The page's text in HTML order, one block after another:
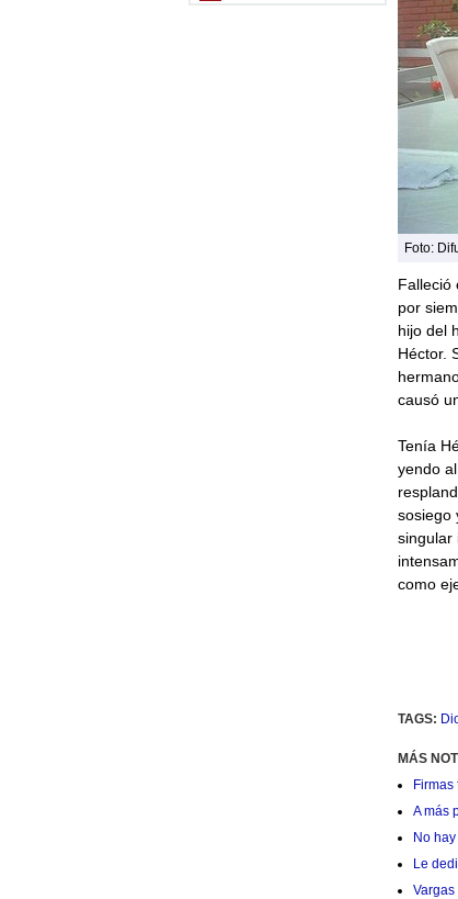
Foto:
Falleció
por
hijo del
Héctor.
causó
Tenía
yendo
sosiego
singular
como
TAGS:
MÁS
A más
No
Le